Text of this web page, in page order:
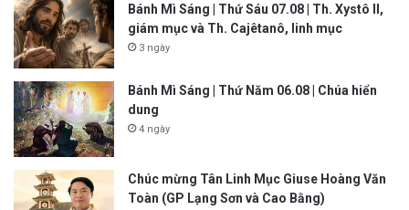
Bánh Mì Sáng | Thứ Sáu 07.08 | Th. Xystô II,
giám mục và Th. Cajêtanô, linh mục
3 ngày
Bánh Mì Sáng | Thứ Năm 06.08 | Chúa hiển
dung
4 ngày
Chúc mừng Tân Linh Mục Giuse Hoàng Văn
Toàn (GP Lạng Sơn và Cao Bằng)